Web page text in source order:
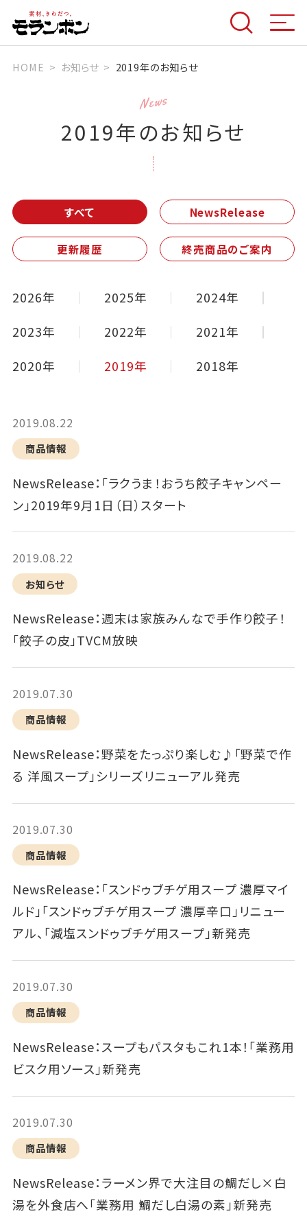
HOME お知らせ 2019年のお知らせ
News
2019年のお知らせ
すべて NewsRelease
更新履歴 終売商品のご案内
2026年 2025年
2024年
2023年
2022年
2021年
2020年
2019年 2018年
2019.08.22
商品情報
NewsRelease：「ラクうま！おうち餃子キャンペー
ン」2019年9月1日（日）スタート
2019.08.22
お知らせ
NewsRelease：週末は家族みんなで手作り餃子！
「餃子の皮」TVCM放映
2019.07.30
商品情報
NewsRelease：野菜をたっぷり楽しむ♪「野菜で作
る 洋風スープ」シリーズリニューアル発売
2019.07.30
商品情報
NewsRelease：「スンドゥブチゲ用スープ 濃厚マイ
ルド」「スンドゥブチゲ用スープ 濃厚辛口」リニュー
アル、「減塩スンドゥブチゲ用スープ」新発売
2019.07.30
商品情報
NewsRelease：スープもパスタもこれ1本！「業務用
ビスク用ソース」新発売
2019.07.30
商品情報
NewsRelease：ラーメン界で大注目の鯛だし×白
湯を外食店へ「業務用 鯛だし白湯の素」新発売